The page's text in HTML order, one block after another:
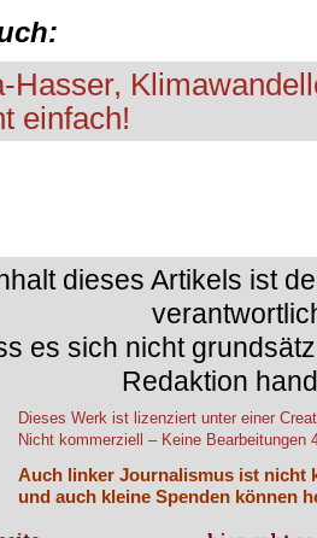
Hasser,
einfach!
dieses Artikels ist
es sich nicht
Redaktion
Dieses Werk ist lizenziert unter einer
Nicht kommerziell – Keine Bearbeitungen
Auch linker Journalismus ist nicht
und auch kleine Spenden können